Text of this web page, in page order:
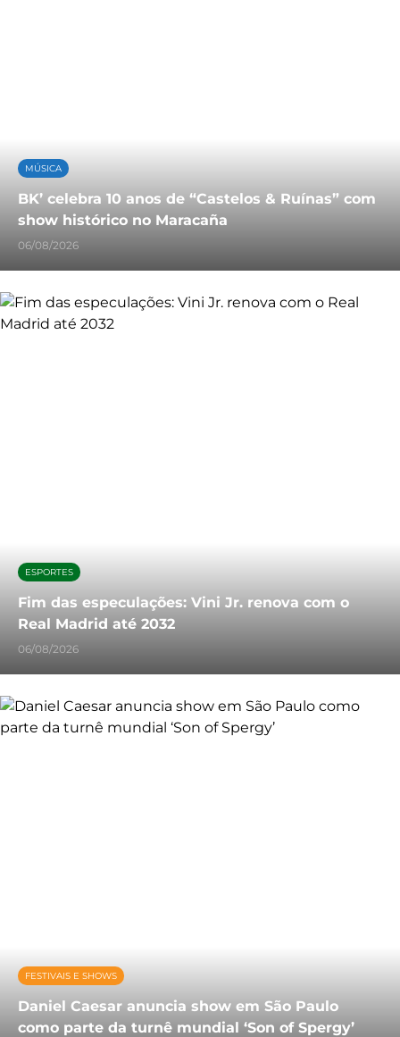
MÚSICA
BK’ celebra 10 anos de “Castelos & Ruínas” com
show histórico no Maracaña
06/08/2026
ESPORTES
Fim das especulações: Vini Jr. renova com o
Real Madrid até 2032
06/08/2026
FESTIVAIS E SHOWS
Daniel Caesar anuncia show em São Paulo
como parte da turnê mundial ‘Son of Spergy’